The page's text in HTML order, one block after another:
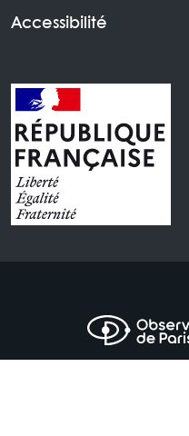
Accessibilité